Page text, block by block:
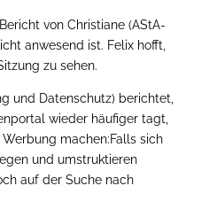
von Christiane (AStA-
anwesend ist. Felix hofft,
zu sehen.
und Datenschutz) berichtet,
wieder häufiger tagt,
machen:Falls sich
und umstruktieren
auf der Suche nach